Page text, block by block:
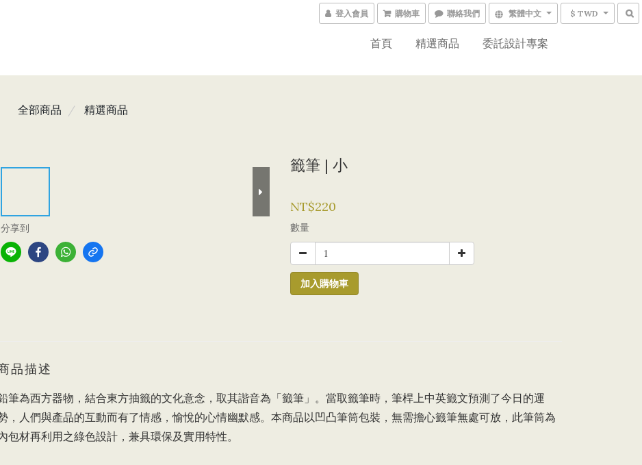
登入會員 購物車 聯絡我們 繁體中文 $ TWD
首頁 精選商品 委託設計專案
全部商品 精選商品
分享到
籤筆 | 小
NT$220
數量
加入購物車
品描述
筆為西方器物，結合東方抽籤的文化意念，取其諧音為「籤筆」。當取籤筆時，筆桿上中英籤文預測了今日的運
，人們與產品的互動而有了情感，愉悅的心情幽默感。本商品以凹凸筆筒包裝，無需擔心籤筆無處可放，此筆筒為
包材再利用之綠色設計，兼具環保及實用特性。